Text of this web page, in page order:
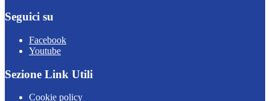
Seguici su
Facebook
Youtube
Sezione Link Utili
Cookie policy